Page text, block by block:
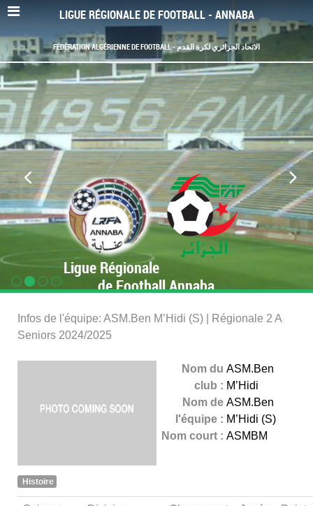
LIGUE RÉGIONALE DE FOOTBALL - ANNABA
FÉDÉRATION ALGÉRIENNE DE FOOTBALL - الاتحاد الجزائري لكرة القدم
Ligue Régionale
de Football Annaba
Infos de l'équipe: ASM.Ben M’Hidi (S) | Régionale 2 A
Seniors 2024/2025
Nom du
club :
ASM.Ben
M’Hidi
Nom de
l'équipe :
ASM.Ben
M’Hidi (S)
Nom court : ASMBM
Histoire